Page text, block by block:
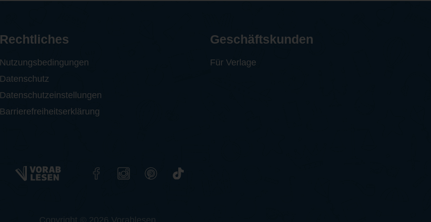
Rechtliches
Nutzungsbedingungen
Datenschutz
Datenschutzeinstellungen
Barrierefreiheitserklärung
Geschäftskunden
Für Verlage
Copyright © 2026 Vorablesen